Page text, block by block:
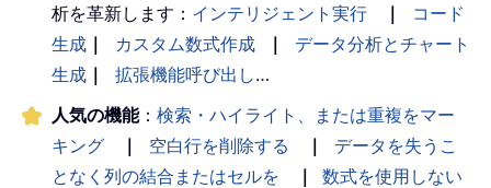
析を革新します： インテリジェント実行 ｜
コード
生成 ｜ カスタム数式作成 ｜
データ分析とチャート
生成 ｜ 拡張機能呼び出し…
人気の機能： 検索・ハイライト、または重複をマー
キング
｜ 空白行を削除する ｜
データを失うこ
となく列の結合またはセルを
｜
数式を使用しない